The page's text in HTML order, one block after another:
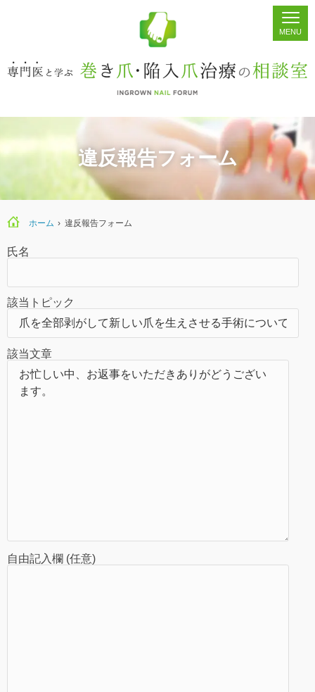
シェア 掲示板 検索
違反報告フォーム
ホーム › 違反報告フォーム
氏名
該当トピック
該当文章
自由記入欄 (任意)